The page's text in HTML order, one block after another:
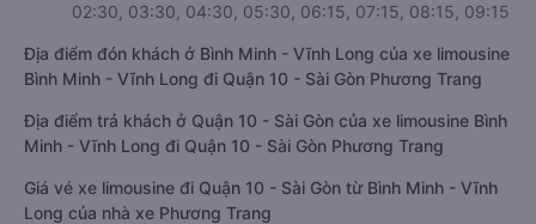
02:30, 03:30, 04:30, 05:30, 06:15, 07:15, 08:15, 09:15
Địa điểm đón khách ở Bình Minh - Vĩnh Long của xe limousine
Bình Minh - Vĩnh Long đi Quận 10 - Sài Gòn Phương Trang
Địa điểm trả khách ở Quận 10 - Sài Gòn của xe limousine Bình
Minh - Vĩnh Long đi Quận 10 - Sài Gòn Phương Trang
Giá vé xe limousine đi Quận 10 - Sài Gòn từ Bình Minh - Vĩnh
Long của nhà xe Phương Trang